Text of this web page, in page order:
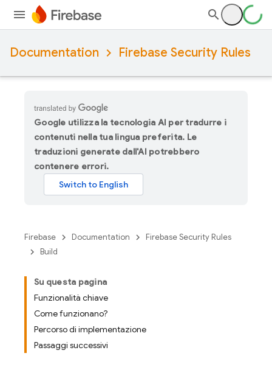
Documentation Firebase Security Rules
Google utilizza la tecnologia AI per tradurre i
contenuti nella tua lingua preferita. Le
traduzioni generate dall'AI potrebbero
contenere errori.
Firebase Documentation
Firebase Security Rules
Build
Su questa pagina
Funzionalità chiave
Come funzionano?
Percorso di implementazione
Passaggi successivi